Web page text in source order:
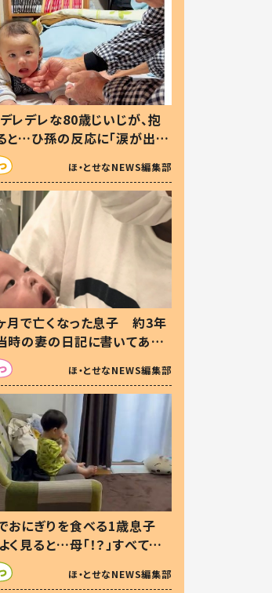
レデレな80歳じいじが、抱
と…ひ孫の反応に「涙が出ま
愛くて仕方ない」
ほ・とせなNEWS編集部
月で亡くなった息子 約3年
時の妻の日記に書いてあっ
は
ほ・とせなNEWS編集部
おにぎりを食べる1歳息子
く見ると…母「！？」すべてを
の投稿に「可愛いから許
行犯〜」
ほ・とせなNEWS編集部